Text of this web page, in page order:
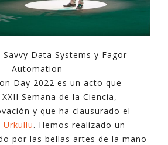
Savvy Data Systems y Fagor
Automation
Day 2022 es un acto que
Semana de la Ciencia,
y que ha clausurado el
Urkullu. Hemos realizado un
por las bellas artes de la mano